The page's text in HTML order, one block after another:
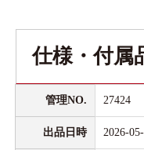
仕様・付属
管理NO. 27424
出品日時 2026-